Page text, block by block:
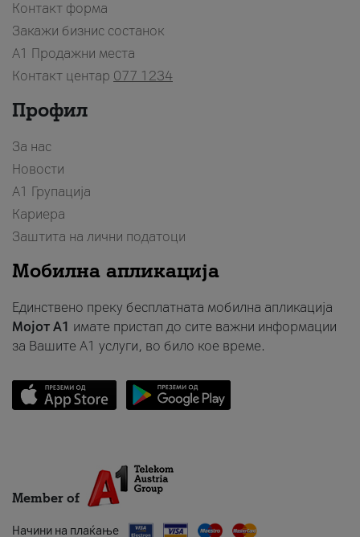
Контакт форма
Закажи бизнис состанок
A1 Продажни места
Контакт центар 077 1234
Профил
За нас
Новости
А1 Групација
Кариера
Заштита на лични податоци
Мобилна апликација
Единствено преку бесплатната мобилна апликација
Мојот A1 имате пристап до сите важни информации
за Вашите A1 услуги, во било кое време.
Member of
Начини на плаќање